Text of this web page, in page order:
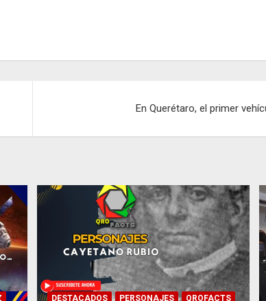
En Querétaro, el primer
DESTACADOS PERSONAJES QROFACTS